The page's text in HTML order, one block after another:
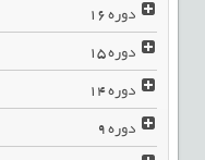
دوره16
دوره15
دوره14
دوره9